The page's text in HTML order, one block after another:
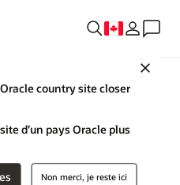
country site closer
d’un pays Oracle plus
Non merci, je reste ici
des